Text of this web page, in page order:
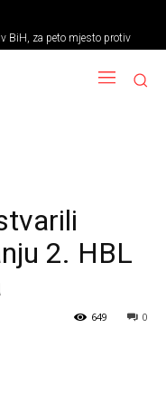
BiH, za peto mjesto protiv
2. HBL
0
649